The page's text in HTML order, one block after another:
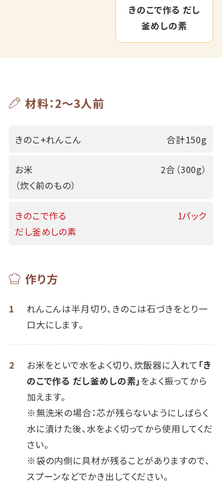
きのこで作る だし
釜めしの素
材料：2～3人前
きのこ+れんこん 合計150g
お米
（炊く前のもの）
2合（300g）
きのこで作る
だし釜めしの素
1パック
作り方
1
れんこんは半月切り、きのこは石づきをとり一
口大にします。
2 お米をといで水をよく切り、炊飯器に入れて「き
のこで作る だし釜めしの素」をよく振ってから
加えます。
※無洗米の場合：芯が残らないようにしばらく
水に漬けた後、水をよく切ってから使用してくだ
さい。
※袋の内側に具材が残ることがありますので、
スプーンなどでかき出してください。